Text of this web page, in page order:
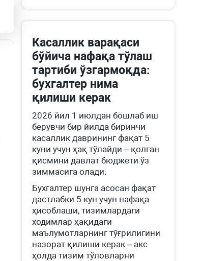
Касаллик варақаси
бўйича нафақа тўлаш
тартиби ўзгармоқда:
бухгалтер нима
қилиши керак
2026 йил 1 июлдан бошлаб иш
берувчи бир йилда биринчи
касаллик даврининг фақат 5
куни учун ҳақ тўлайди – қолган
қисмини давлат бюджети ўз
зиммасига олади.
Бухгалтер шунга асосан фақат
дастлабки 5 кун учун нафақа
ҳисоблаши, тизимлардаги
ходимлар ҳақидаги
маълумотларнинг тўғрилигини
назорат қилиши керак – акс
ҳолда тизим тўловларни